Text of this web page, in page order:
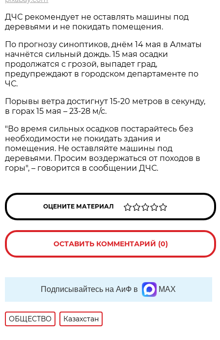
ДЧС рекомендует не оставлять машины под
деревьями и не покидать помещения.
По прогнозу синоптиков, днём 14 мая в Алматы
начнётся сильный дождь. 15 мая осадки
продолжатся с грозой, выпадет град,
предупреждают в городском департаменте по
ЧС.
Порывы ветра достигнут 15-20 метров в секунду,
в горах 15 мая – 23-28 м/с.
"Во время сильных осадков постарайтесь без
необходимости не покидать здания и
помещения. Не оставляйте машины под
деревьями. Просим воздержаться от походов в
горы", – говорится в сообщении ДЧС.
ОЦЕНИТЕ МАТЕРИАЛ
ОСТАВИТЬ КОММЕНТАРИЙ (0)
Подписывайтесь на АиФ в MAX
ОБЩЕСТВО Казахстан